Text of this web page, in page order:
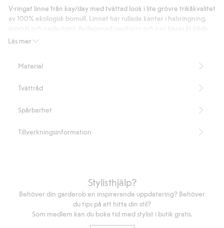
179
betyg
Läs mer
V-ringat linne från kay/day med tvättad look i lite grövre trikåkvalitet
av 100% ekologisk bomull. Linnet har rullade kanter i halsringning,
håll för att variera plagget.
Rullade kanter
Kan bäras åt båda håll
Innehåller 100% ekologisk bomull
Organic cotton- GOTS
Material
Tvättråd
Spårbarhet
Tillverkningsinformation
Stylisthjälp?
Behöver din garderob en inspirerande uppdatering? Behöver
du tips på att hitta din stil?
Som medlem kan du boka tid med stylist i butik gratis.